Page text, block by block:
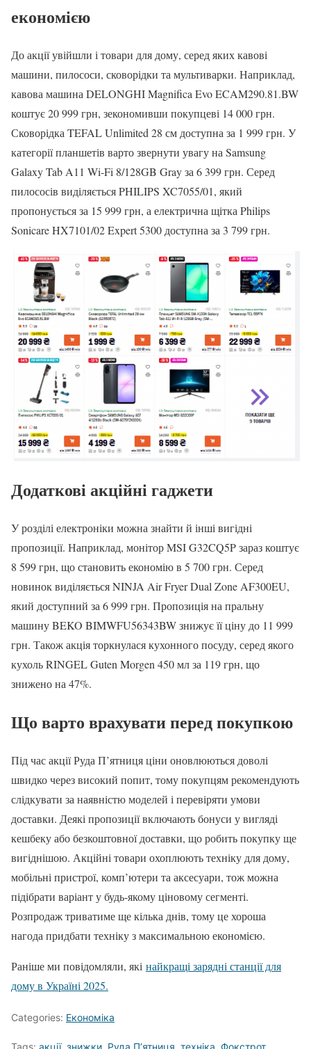
економією
До акції увійшли і товари для дому, серед яких кавові
машини, пилососи, сковорідки та мультиварки. Наприклад,
кавова машина DELONGHI Magnifica Evo ECAM290.81.BW
коштує 20 999 грн, зекономивши покупцеві 14 000 грн.
Сковорідка TEFAL Unlimited 28 см доступна за 1 999 грн. У
категорії планшетів варто звернути увагу на Samsung
Galaxy Tab A11 Wi-Fi 8/128GB Gray за 6 399 грн. Серед
пилососів виділяється PHILIPS XC7055/01, який
пропонується за 15 999 грн, а електрична щітка Philips
Sonicare HX7101/02 Expert 5300 доступна за 3 799 грн.
Додаткові акційні гаджети
У розділі електроніки можна знайти й інші вигідні
пропозиції. Наприклад, монітор MSI G32CQ5P зараз коштує
8 599 грн, що становить економію в 5 700 грн. Серед
новинок виділяється NINJA Air Fryer Dual Zone AF300EU,
який доступний за 6 999 грн. Пропозиція на пральну
машину BEKO BIMWFU56343BW знижує її ціну до 11 999
грн. Також акція торкнулася кухонного посуду, серед якого
кухоль RINGEL Guten Morgen 450 мл за 119 грн, що
знижено на 47%.
Що варто врахувати перед покупкою
Під час акції Руда П’ятниця ціни оновлюються доволі
швидко через високий попит, тому покупцям рекомендують
слідкувати за наявністю моделей і перевіряти умови
доставки. Деякі пропозиції включають бонуси у вигляді
кешбеку або безкоштовної доставки, що робить покупку ще
вигіднішою. Акційні товари охоплюють техніку для дому,
мобільні пристрої, комп’ютери та аксесуари, тож можна
підібрати варіант у будь-якому ціновому сегменті.
Розпродаж триватиме ще кілька днів, тому це хороша
нагода придбати техніку з максимальною економією.
Раніше ми повідомляли, які найкращі зарядні станції для
дому в Україні 2025.
Categories: Економіка
Tags: акції, знижки Руда П’ятниця техніка Фокстрот